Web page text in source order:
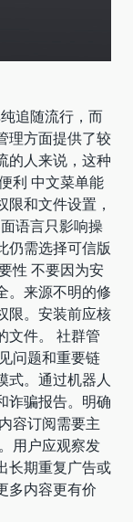
追随流行，而
理方面提供了较
的人来说，这种
利 中文菜单能
和文件设置，
语言只影响操
仍需选择可信版
性 不要因为安
。来源不明的修
限。安装前应核
文件。 社群管
问题和重要链
式。通过机器人
诈骗报告。明确
容订阅需要主
用户应观察发
长期重复广告或
多内容更有价